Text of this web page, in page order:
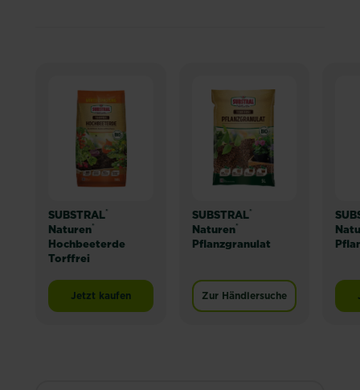
SUBSTRAL®
Naturen®
Hochbeeterde
Torffrei
Jetzt kaufenSUBSTRAL® Naturen® Hochbeeterde Torffrei
SUBSTRAL®
Naturen®
Pflanzgranulat
Zur Händlersuche